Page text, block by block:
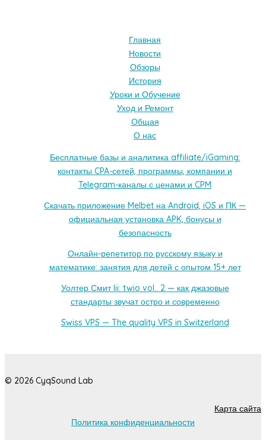
Главная
Новости
Обзоры
История
Уроки и Обучение
Уход и Ремонт
Общая
О нас
Бесплатные базы и аналитика affiliate/iGaming:
контакты CPA-сетей, программы, компании и
Telegram-каналы с ценами и CPM
Скачать приложение Melbet на Android, iOS и ПК —
официальная установка APK, бонусы и
безопасность
Онлайн-репетитор по русскому языку и
математике: занятия для детей с опытом 15+ лет
Уолтер Смит Iii: twio vol.. 2 — как джазовые
стандарты звучат остро и современно
Swiss VPS — The quality VPS in Switzerland
© 2026 CyqSound Lab
Карта сайта
Политика конфиденциальности